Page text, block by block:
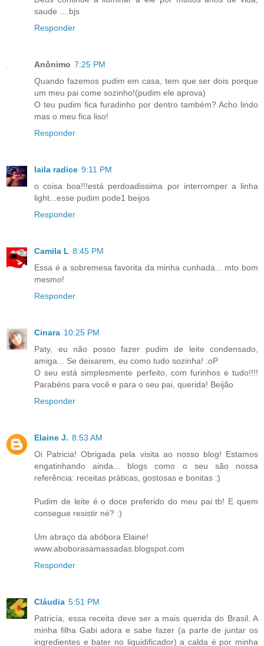
saude ....bjs
Responder
Anônimo 7:25 PM
Quando fazemos pudim em casa, tem que ser dois porque
um meu pai come sozinho!(pudim ele aprova)
O teu pudim fica furadinho por dentro também? Acho lindo
mas o meu fica liso!
Responder
laila radice 9:11 PM
o coisa boa!!!está perdoadissima por interromper a linha
light...esse pudim pode1 beijos
Responder
Camila L 8:45 PM
Essa é a sobremesa favorita da minha cunhada... mto bom
mesmo!
Responder
Cinara 10:25 PM
Paty, eu não posso fazer pudim de leite condensado,
amiga... Se deixarem, eu como tudo sozinha! :oP
O seu está simplesmente perfeito, com furinhos e tudo!!!!
Parabéns para você e para o seu pai, querida! Beijão
Responder
Elaine J. 8:53 AM
Oi Patricia! Obrigada pela visita ao nosso blog! Estamos
engatinhando ainda... blogs como o seu são nossa
referência: receitas práticas, gostosas e bonitas :)
Pudim de leite é o doce preferido do meu pai tb! E quem
consegue resistir né? :)
Um abraço da abóbora Elaine!
www.aboborasamassadas.blogspot.com
Responder
Cláudia 5:51 PM
Patricía, essa receita deve ser a mais querida do Brasil. A
minha filha Gabi adora e sabe fazer (a parte de juntar os
ingredientes e bater no liquidificador) a calda é por minha